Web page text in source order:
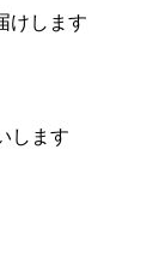
けします
します